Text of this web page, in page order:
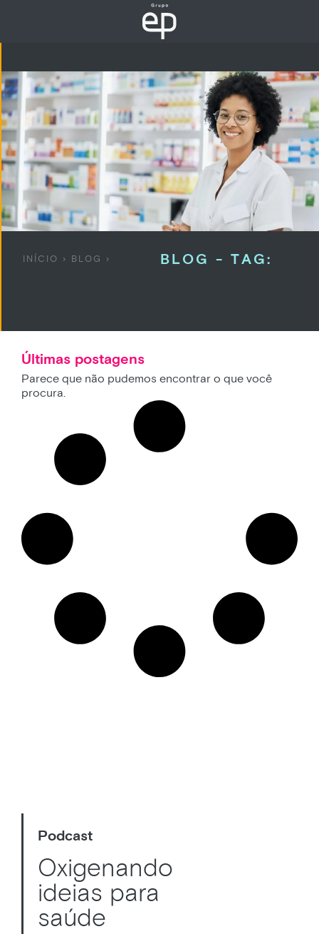
INÍCIO › BLOG › BLOG - TAG:
Últimas postagens
Parece que não pudemos encontrar o que você
procura.
Podcast
Oxigenando
ideias para
saúde